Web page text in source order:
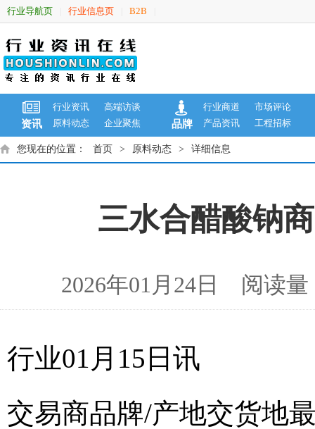
行业导航页 行业信息页 B2B
资讯
行业资讯
高端访谈
原料动态
企业聚焦 品牌
行业商道
市场评论
产品资讯
工程招标
您现在的位置： 首页 > 原料动态 > 详细信息
三水合醋酸钠
2026年01月24日 阅读
行业01月15日讯
交易商品牌/产地交货地